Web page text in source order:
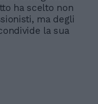
ha scelto non
ma degli
la sua